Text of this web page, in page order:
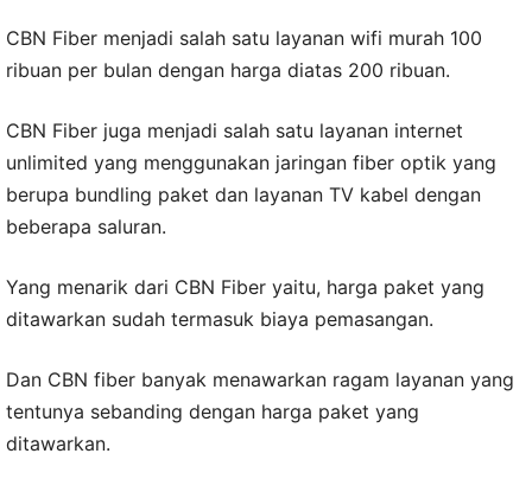
CBN Fiber menjadi salah satu layanan wifi murah 100
ribuan per bulan dengan harga diatas 200 ribuan.
CBN Fiber juga menjadi salah satu layanan internet
unlimited yang menggunakan jaringan fiber optik yang
berupa bundling paket dan layanan TV kabel dengan
beberapa saluran.
Yang menarik dari CBN Fiber yaitu, harga paket yang
ditawarkan sudah termasuk biaya pemasangan.
Dan CBN fiber banyak menawarkan ragam layanan yang
tentunya sebanding dengan harga paket yang
ditawarkan.